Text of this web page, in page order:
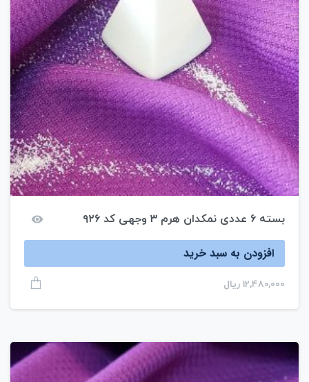
بسته ۶ عددی نمکدان هرم ۳ وجهی کد ۹۲۶
افزودن به سبد خرید
۱۲,۴۸۰,۰۰۰ ریال